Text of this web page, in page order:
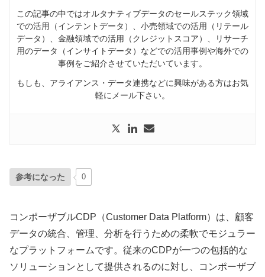
この記事の中ではオルタナティブデータのセールステック領域
での活用（インテントデータ）、小売領域での活用（リテール
データ）、金融領域での活用（クレジットスコア）、リサーチ
用のデータ（インサイトデータ）などでの活用事例や海外での
事例をご紹介させていただいています。
もしも、アライアンス・データ連携などに興味がある方はお気
軽にメール下さい。
参考になった 0
コンポーザブルCDP（Customer Data Platform）は、顧客
データの統合、管理、分析を行うための柔軟でモジュラー
なプラットフォームです。従来のCDPが一つの包括的な
ソリューションとして提供されるのに対し、コンポーザブ